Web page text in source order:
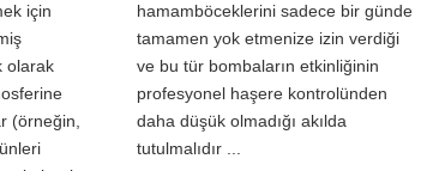
için
olarak
(örneğin,
hamamböceklerini sadece bir günde
tamamen yok etmenize izin verdiği
ve bu tür bombaların etkinliğinin
profesyonel haşere kontrolünden
daha düşük olmadığı akılda
tutulmalıdır ...